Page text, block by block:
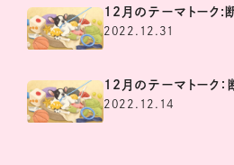
12月のテーマトーク:
2022.12.31
12月のテーマトーク：
2022.12.14